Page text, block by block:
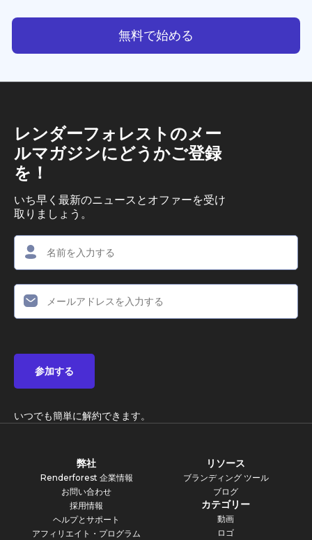
無料で始める
レンダーフォレストのメー
ルマガジンにどうかご登録
を！
いち早く最新のニュースとオファーを受け
取りましょう。
参加する
いつでも簡単に解約できます。
弊社
Renderforest 企業情報
お問い合わせ
採用情報
ヘルプとサポート
アフィリエイト・プログラム
リソース
ブランディング ツール
ブログ
カテゴリー
動画
ロゴ